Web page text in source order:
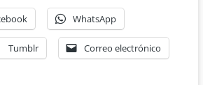
WhatsApp
Tumblr Correo electrónico